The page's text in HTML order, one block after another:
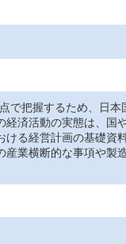
で把握するため、日
済活動の実態は、国
る経営計画の基礎資
業横断的な事項や製